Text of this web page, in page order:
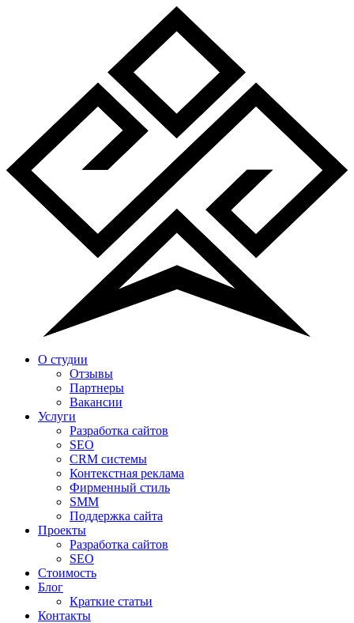
О студии
Отзывы
Партнеры
Вакансии
Услуги
Разработка сайтов
SEO
CRM системы
Контекстная реклама
Фирменный стиль
SMM
Поддержка сайта
Проекты
Разработка сайтов
SEO
Стоимость
Блог
Краткие статьи
Контакты